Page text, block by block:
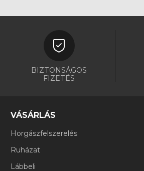
BIZTONSÁGOS
FIZETÉS
VÁSÁRLÁS
Horgászfelszerelés
Ruházat
Lábbeli